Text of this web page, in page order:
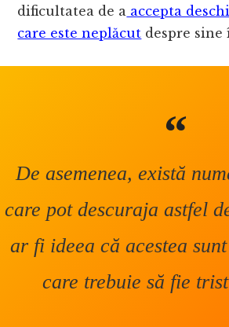
dificultatea de a accepta
care este neplăcut despre sine
De asemenea, există
care pot descuraja astfel
ar fi ideea că acestea
care trebuie să fie